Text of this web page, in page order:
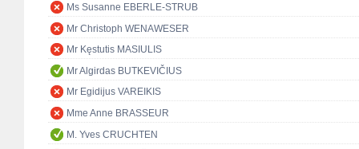
Ms Susanne EBERLE-STRUB
Mr Christoph WENAWESER
Mr Kęstutis MASIULIS
Mr Algirdas BUTKEVIČIUS
Mr Egidijus VAREIKIS
Mme Anne BRASSEUR
M. Yves CRUCHTEN